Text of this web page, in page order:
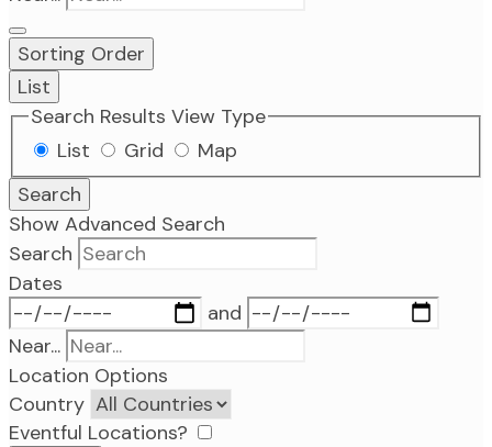
Sorting Order
List
Search Results View Type
List
Grid
Map
Search
Show Advanced Search
Search
Dates
and
Near...
Location Options
Country
Eventful Locations?